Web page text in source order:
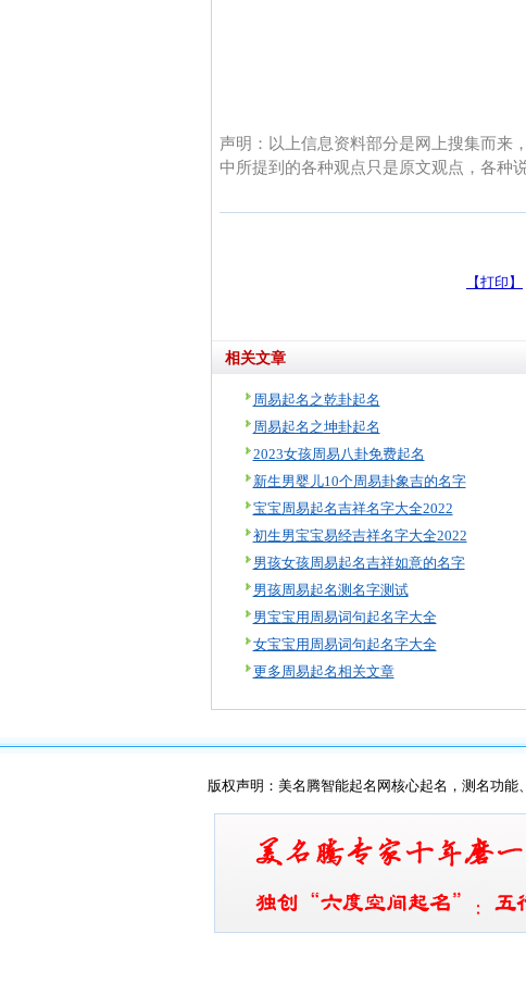
声明：以上信息资料部分是网上搜集而来
中所提到的各种观点只是原文观点，各种
【打印】
相关文章
周易起名之乾卦起名
周易起名之坤卦起名
2023女孩周易八卦免费起名
新生男婴儿10个周易卦象吉的名字
宝宝周易起名吉祥名字大全2022
初生男宝宝易经吉祥名字大全2022
男孩女孩周易起名吉祥如意的名字
男孩周易起名测名字测试
男宝宝用周易词句起名字大全
女宝宝用周易词句起名字大全
更多周易起名相关文章
版权声明：美名腾智能起名网核心起名，测名功